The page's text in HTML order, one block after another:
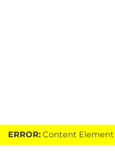
ERROR: Content Element